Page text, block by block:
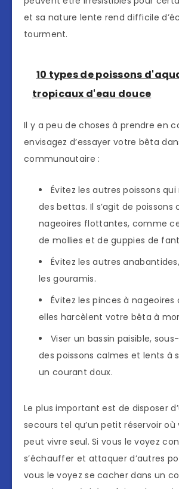
et sa nature lente rend difficile
tourment.
10 types de poissons
tropicaux d'eau douce
Il y a peu de choses à prendre en
envisagez d’essayer votre bêta
communautaire :
Évitez les autres poissons
des bettas. Il s’agit de
nageoires flottantes, comme
de mollies et de guppies de
Évitez les autres
les gouramis.
Évitez les pinces à nageoires
elles harcèlent votre bêta à
Viser un bassin paisible,
des poissons calmes et lents à
un courant doux.
Le plus important est de disposer
secours tel qu’un petit réservoir
peut vivre seul. Si vous le voyez
s’échauffer et attaquer d’autres
vous le voyez se cacher dans un